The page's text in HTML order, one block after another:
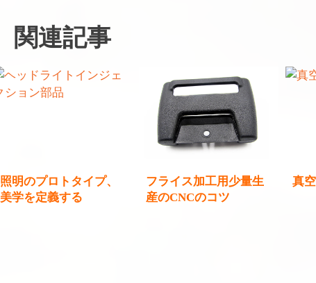
関連記事
照明のプロトタイプ、
美学を定義する
フライス加工用少量生
産のCNCのコツ
真